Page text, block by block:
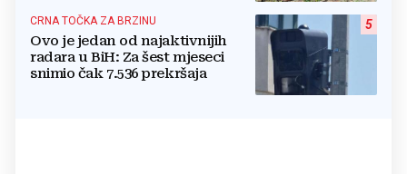
5
CRNA TOČKA ZA BRZINU
Ovo je jedan od najaktivnijih
radara u BiH: Za šest mjeseci
snimio čak 7.536 prekršaja